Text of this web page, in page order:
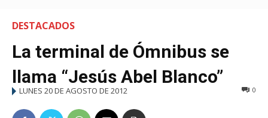
DESTACADOS
La terminal de Ómnibus se
llama “Jesús Abel Blanco”
LUNES 20 DE AGOSTO DE 2012 0